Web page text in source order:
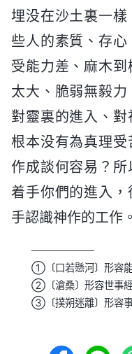
埋没在沙土裏一
些人的素質、存
受能力差、麻木
太大、脆弱無毅力
對靈裏的進入、對
根本没有為真理
作成談何容易？
着手你們的進入
手認識神作的工作。
─────────
①〔口若懸河〕形容能
②〔滄桑〕形容世事經
③〔撲朔迷離〕形容事